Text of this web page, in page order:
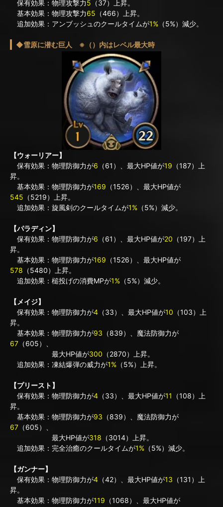
保有効果：物理攻撃力5 （37）上昇。
基本効果：物理攻撃力65 （466）上昇。
追加効果：アンブッシュのクールタイムが1% （5%）減少。
◆雪原に潜む巨人 ※（）内はレベル最大時
【ウォーリアー】
保有効果：物理防御力が6 （61）、最大HP値が19 （187）上
昇。
基本効果：物理防御力が169 （1526）、最大HP値が
545 （5219）上昇。
追加効果：旋風剣のクールタイムが1% （5%）減少。
【パラディン】
保有効果：物理防御力が6 （61）、最大HP値が20 （197）上
昇。
基本効果：物理防御力が169 （1526）、最大HP値が
578 （5480）上昇。
追加効果：槌投げの消費MPが1% （5%）減少。
【メイジ】
保有効果：物理防御力が4 （33）、最大HP値が10 （103）上
昇。
基本効果：物理防御力が93 （839）、魔法防御力が
67 （605）、
最大HP値が300 （2870）上昇。
追加効果：凍結爆弾の威力が1% （5%）上昇。
【プリースト】
保有効果：物理防御力が4 （33）、最大HP値が11
（108）上
昇。
基本効果：物理防御力が93 （839）、魔法防御力が
67 （605）、
最大HP値が318 （3014）上昇。
追加効果：完全治癒のクールタイムが1% （5%）減少。
【ガンナー】
保有効果：物理防御力が4 （42）、最大HP値が13 （131）上
昇。
基本効果：物理防御力が119 （1068）、最大HP値が